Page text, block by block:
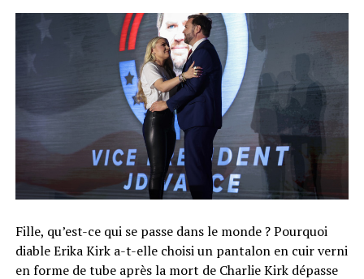
Fille, qu’est-ce qui se passe dans le monde ? Pourquoi
diable Erika Kirk a-t-elle choisi un pantalon en cuir verni
en forme de tube après la mort de Charlie Kirk dépasse